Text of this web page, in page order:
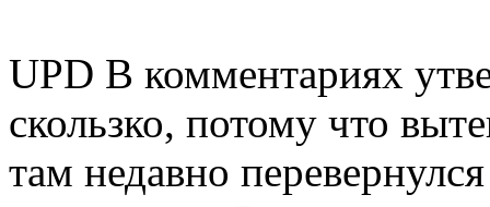
UPD В комментариях
скользко, потому что
там недавно